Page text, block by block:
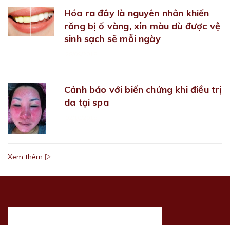
Hóa ra đây là nguyên nhân khiến
răng bị ố vàng, xỉn màu dù được vệ
sinh sạch sẽ mỗi ngày
Cảnh báo với biến chứng khi điều trị
da tại spa
Xem thêm